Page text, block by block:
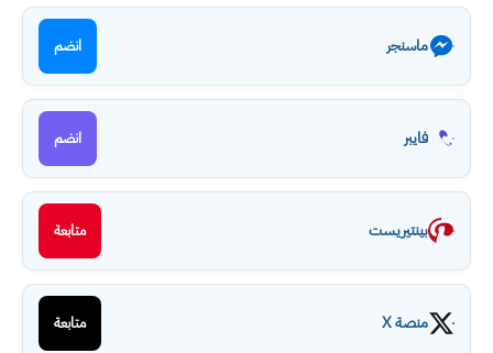
ماسنجر انضم
فايبر انضم
بينتيريست متابعة
منصة X متابعة